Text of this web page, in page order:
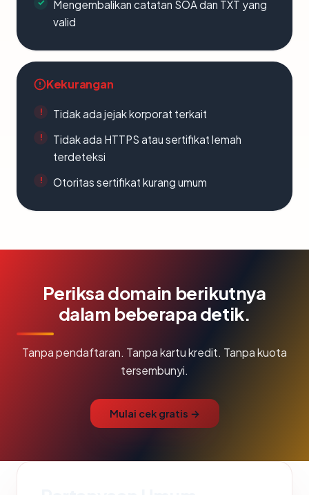
Mengembalikan catatan SOA dan TXT yang
valid
Kekurangan
Tidak ada jejak korporat terkait
Tidak ada HTTPS atau sertifikat lemah
terdeteksi
Otoritas sertifikat kurang umum
Periksa domain berikutnya
dalam beberapa detik.
Tanpa pendaftaran. Tanpa kartu kredit. Tanpa kuota
tersembunyi.
Mulai cek gratis →